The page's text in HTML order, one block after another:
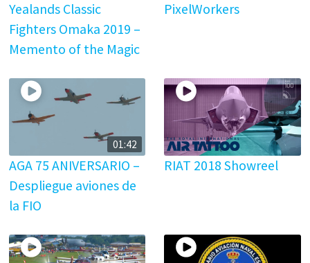
Yealands Classic
Fighters Omaka 2019 –
Memento of the Magic
PixelWorkers
01:42
AGA 75 ANIVERSARIO –
Despliegue aviones de
la FIO
RIAT 2018 Showreel